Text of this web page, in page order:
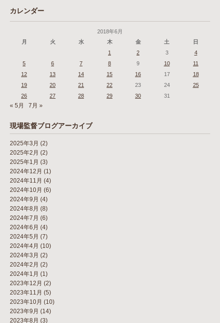
カレンダー
2018年6月
月
火 水 木 金 土
日
1
2 3
4
5
6 7 8 9 10
11
12
13 14 15 16 17
18
19
20 21 22 23 24
25
26
27 28 29 30 31
« 5月 7月 »
現場監督ブログアーカイブ
2025年3月 (2)
2025年2月 (2)
2025年1月 (3)
2024年12月 (1)
2024年11月 (4)
2024年10月 (6)
2024年9月 (4)
2024年8月 (8)
2024年7月 (6)
2024年6月 (4)
2024年5月 (7)
2024年4月 (10)
2024年3月 (2)
2024年2月 (2)
2024年1月 (1)
2023年12月 (2)
2023年11月 (5)
2023年10月 (10)
2023年9月 (14)
2023年8月 (3)